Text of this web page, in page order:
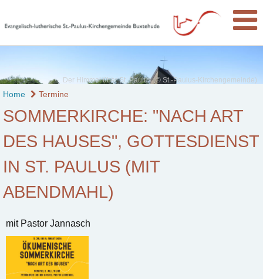
Der Himmel über St. Paulus (© St.-Paulus-Kirchengemeinde)
Home Termine
SOMMERKIRCHE: "NACH ART
DES HAUSES", GOTTESDIENST
IN ST. PAULUS (MIT
ABENDMAHL)
mit Pastor Jannasch